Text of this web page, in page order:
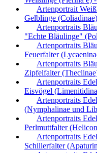
Artenportrait
Gelblinge
Artenportraits
"Echte Bläulinge"
Artenportraits
Feuerfalter
Artenportraits
Zipfelfalter
Artenportraits
Eisvögel
Artenportraits
(Nymphalinae und
Artenportraits
Perlmuttfalter
Artenportraits
Schillerfalter